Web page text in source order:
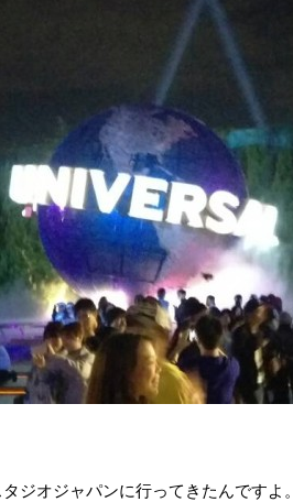
ジオジャパンに行ってきたんですよ。